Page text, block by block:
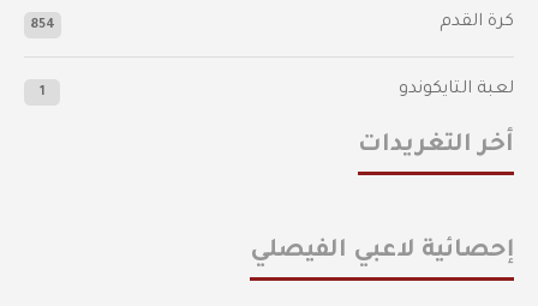
كرة القدم 854
لعبة التايكوندو 1
أخر التغريدات
إحصائية لاعبي الفيصلي